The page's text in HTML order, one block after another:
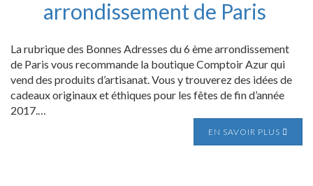
arrondissement de Paris
La rubrique des Bonnes Adresses du 6 ème arrondissement
de Paris vous recommande la boutique Comptoir Azur qui
vend des produits d’artisanat. Vous y trouverez des idées de
cadeaux originaux et éthiques pour les fêtes de fin d’année
2017.…
EN SAVOIR PLUS